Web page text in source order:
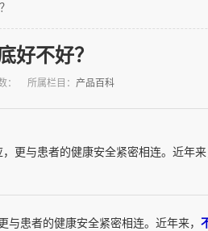
好不好？
： 所属栏目： 产品百科
更与患者的健康安全紧密相连。近年
患者的健康安全紧密相连。近年来，